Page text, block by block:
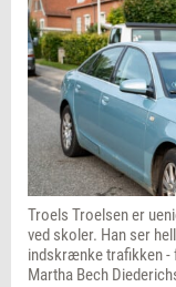
Troels Troelsen er
ved skoler. Han ser
indskrænke trafikken -
Martha Bech